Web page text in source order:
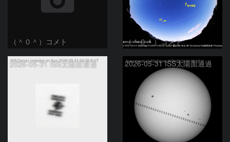
（＾０＾）コメト （＾０＾）コメト
2026-05-31 ISS太陽面通過 2026-05-31 ISS太陽面通過